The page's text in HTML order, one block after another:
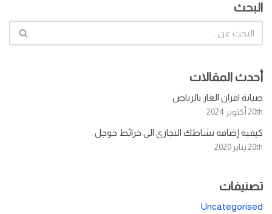
البحث
أحدث المقالات
صيانة افران الغاز بالرياض
20th أكتوبر 2024
كيفية إضافة نشاطك التجاري الى خرائط جوجل
20th يناير 2020
تصنيفات
Uncategorised